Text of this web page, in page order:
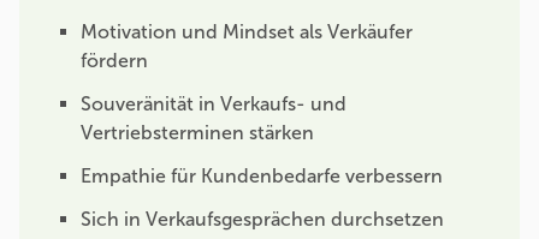
Motivation und Mindset als Verkäufer
fördern
Souveränität in Verkaufs- und
Vertriebsterminen stärken
Empathie für Kundenbedarfe verbessern
Sich in Verkaufsgesprächen durchsetzen